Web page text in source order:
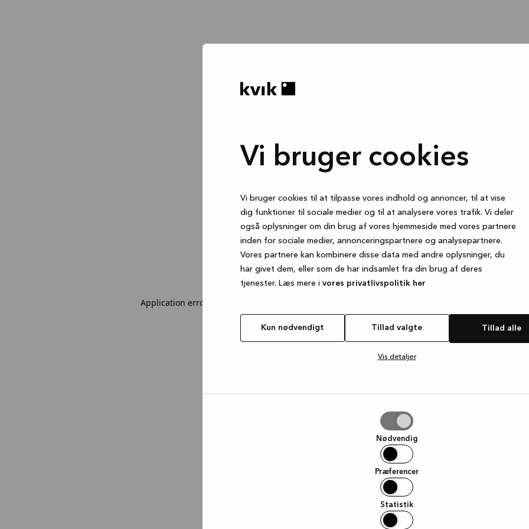
Vi bruger cookies
Vi bruger cookies til at tilpasse vores indhold og annoncer, til at vise
dig funktioner til sociale medier og til at analysere vores trafik. Vi deler
også oplysninger om din brug af vores hjemmeside med vores partnere
inden for sociale medier, annonceringspartnere og analysepartnere.
Vores partnere kan kombinere disse data med andre oplysninger, du
har givet dem, eller som de har indsamlet fra din brug af deres
tjenester. Læs mere i vores privatlivspolitik her
Kun nødvendigt Tillad valgte Tillad alle
Vis detaljer
Nødvendig
Præferencer
Statistik
Application error: a client-side exception has occurred (see the